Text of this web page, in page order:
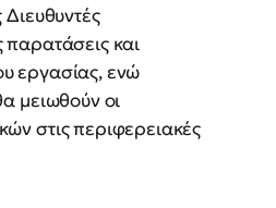
παρατάσεις και
εργασίας, ενώ
μειωθούν οι
στις περιφερειακές